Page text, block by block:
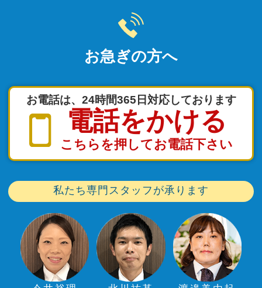
お急ぎの方へ
お電話は、24時間365日対応しております
電話をかける
こちらを押してお電話下さい
私たち専門スタッフが承ります